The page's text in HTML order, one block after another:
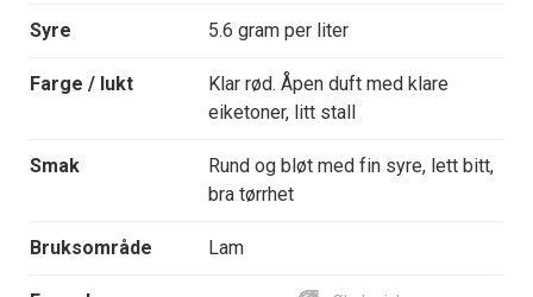
Syre 5.6 gram per liter
Farge / lukt
Klar rød. Åpen duft med klare
eiketoner, litt stall
Smak
Rund og bløt med fin syre, lett bitt,
bra tørrhet
Bruksområde Lam